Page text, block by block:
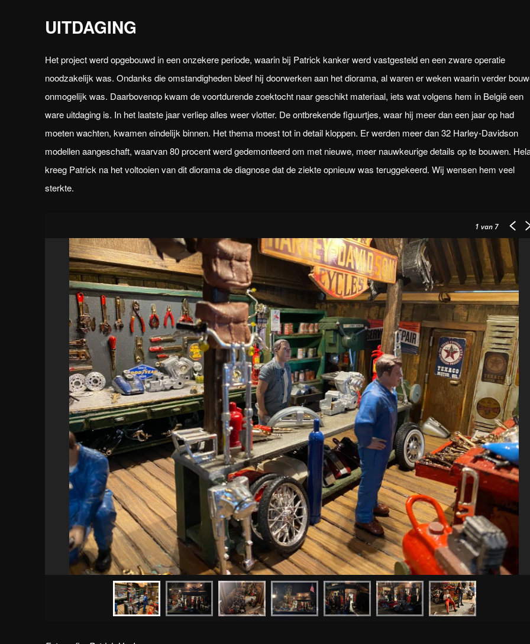
UITDAGING
Het project werd opgebouwd in een onzekere periode, waarin bij Patrick kanker werd vastgesteld en een zware operatie
noodzakelijk was. Ondanks die omstandigheden bleef hij doorwerken aan het diorama, al waren er weken waarin verder
onmogelijk was. Daarbovenop kwam de voortdurende zoektocht naar geschikt materiaal, iets wat volgens hem in België een
ware uitdaging is. In het laatste jaar verliep alles weer vlotter. De ontbrekende figuurtjes, waar hij meer dan een jaar op had
moeten wachten, kwamen eindelijk binnen. Het thema moest tot in detail kloppen. Er werden meer dan 32 Harley-Davidson
modellen aangeschaft, waarvan 80 procent werd gedemonteerd om met nieuwe, meer nauwkeurige details op te bouwen.
kreeg Patrick na het voltooien van dit diorama de diagnose dat de ziekte opnieuw was teruggekeerd. Wij wensen hem veel
sterkte.
1 van 7